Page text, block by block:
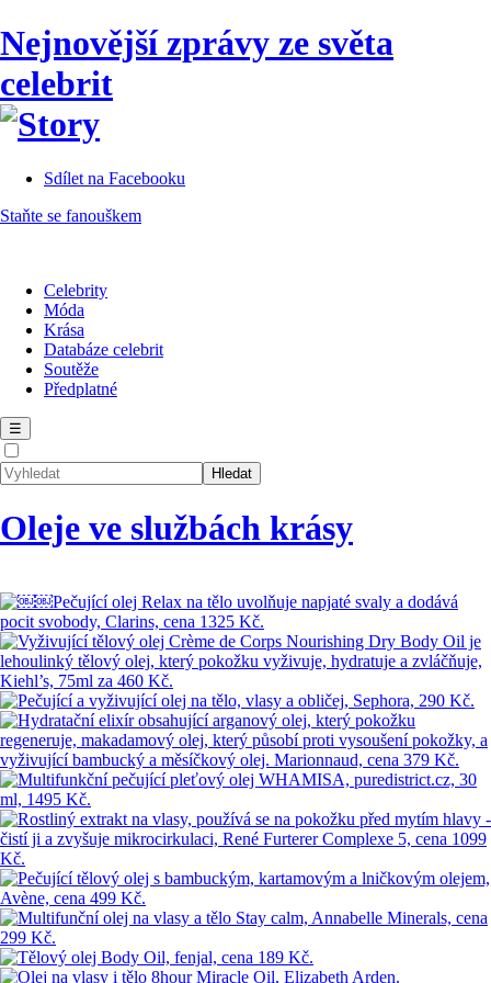
Nejnovější zprávy ze světa
celebrit
Sdílet na Facebooku
Staňte se fanouškem
Celebrity
Móda
Krása
Databáze celebrit
Soutěže
Předplatné
☰
Oleje ve službách krásy